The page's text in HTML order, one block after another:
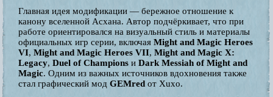
Главная идея модификации — бережное отношение к
канону вселенной Асхана. Автор подчёркивает, что при
работе ориентировался на визуальный стиль и материалы
официальных игр серии, включая Might and Magic Heroes
VI, Might and Magic Heroes VII, Might and Magic X:
Legacy, Duel of Champions и Dark Messiah of Might and
Magic. Одним из важных источников вдохновения также
стал графический мод GEMred от Xuxo.